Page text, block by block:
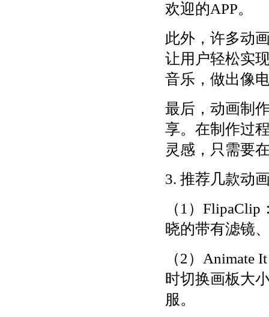
欢迎的APP。
此外，许多动
让用户轻松实
音乐，做出像
最后，动画制
享。在制作过
灵感，只需要
3. 推荐几款动
（1）
晓的带有滤镜
（2）Animate
时切换画板大
服。